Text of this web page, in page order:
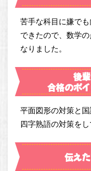
苦手な科目に嫌で
できたので、数学
なりました。
後
合格のポ
平面図形の対策と国
四字熟語の対策をし
伝え